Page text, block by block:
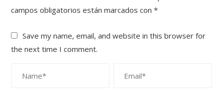
campos obligatorios están marcados con*
Save my name, email, and website in this browser for
the next time I comment.